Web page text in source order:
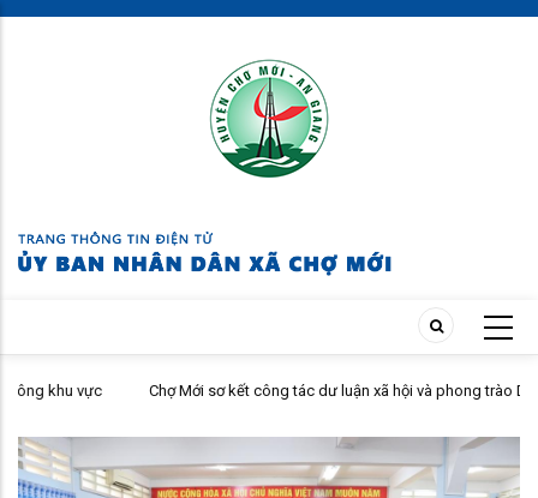
Skip
Chợ Mới sơ kết công tác dư luận xã hội và phong trào Dân vận khéo